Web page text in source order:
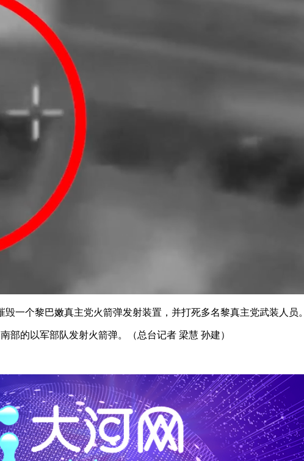
个黎巴嫩真主党火箭弹发射装置，并打死多名黎真主党武装人员。
的以军部队发射火箭弹。（总台记者 梁慧 孙建）